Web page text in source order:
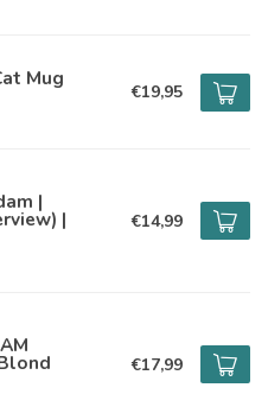
Mug
€19,95
|
| €14,99
€17,99